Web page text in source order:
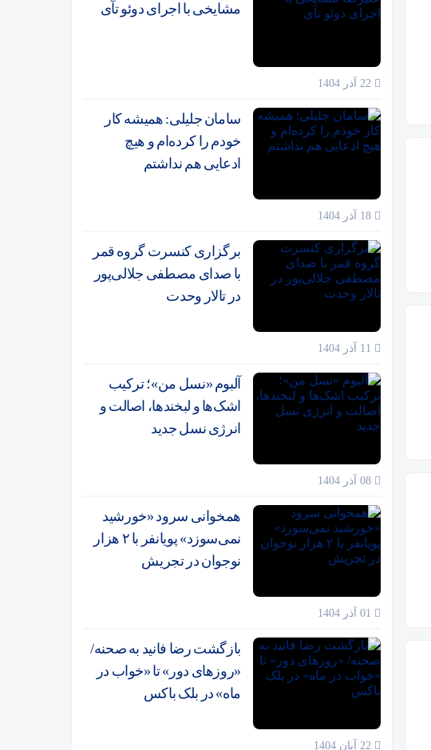
مشایخی با اجرای دوئو تآی
سامان جلیلی: همیشه کار
خودم را کرده‌ام و هیچ
ادعایی هم نداشتم
برگزاری کنسرت گروه قمر
با صدای مصطفی جلالی‌پور
در تالار وحدت
آلبوم «نسل من»؛ ترکیب
اشک‌ها و لبخندها، اصالت و
انرژی نسل جدید
همخوانی سرود «خورشید
نمی‌سوزد» پویانفر با ۲ هزار
نوجوان در تجریش
بازگشت رضا فانید به صحنه/
«روزهای دور» تا «خواب در
ماه» در بلک باکس